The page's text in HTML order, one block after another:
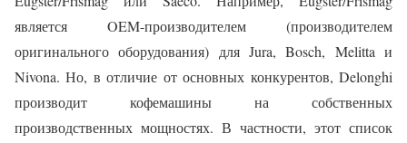
является OEM-производителем (производителем
оригинального оборудования) для Jura, Bosch, Melitta и
Nivona. Но, в отличие от основных конкурентов, Delonghi
производит кофемашины на собственных
производственных мощностях. В частности, этот список